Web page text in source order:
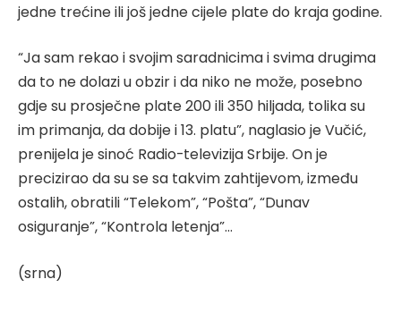
jedne trećine ili još jedne cijele plate do kraja godine.
“Ja sam rekao i svojim saradnicima i svima drugima
da to ne dolazi u obzir i da niko ne može, posebno
gdje su prosječne plate 200 ili 350 hiljada, tolika su
im primanja, da dobije i 13. platu”, naglasio je Vučić,
prenijela je sinoć Radio-televizija Srbije. On je
precizirao da su se sa takvim zahtijevom, između
ostalih, obratili “Telekom”, “Pošta”, “Dunav
osiguranje”, “Kontrola letenja”…
(srna)